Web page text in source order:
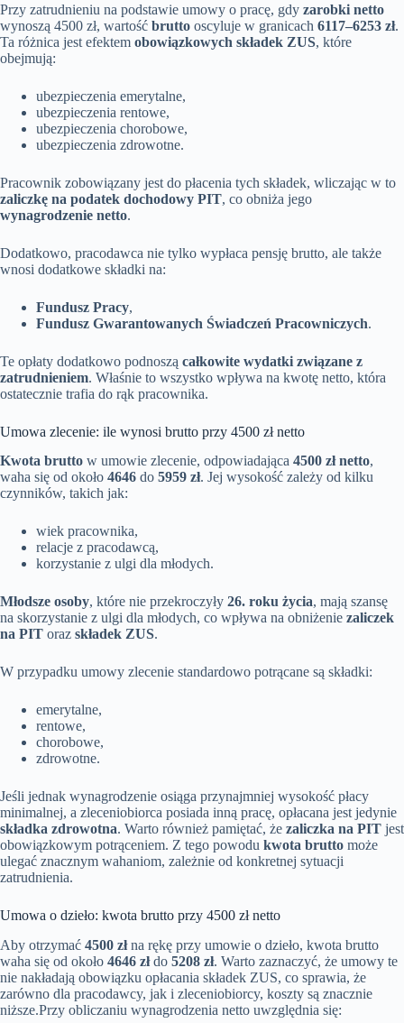
Przy zatrudnieniu na podstawie umowy o pracę, gdy zarobki netto
wynoszą 4500 zł, wartość brutto oscyluje w granicach 6117–6253 zł.
Ta różnica jest efektem obowiązkowych składek ZUS, które
obejmują:
ubezpieczenia emerytalne,
ubezpieczenia rentowe,
ubezpieczenia chorobowe,
ubezpieczenia zdrowotne.
Pracownik zobowiązany jest do płacenia tych składek, wliczając w to
zaliczkę na podatek dochodowy PIT, co obniża jego
wynagrodzenie netto.
Dodatkowo, pracodawca nie tylko wypłaca pensję brutto, ale także
wnosi dodatkowe składki na:
Fundusz Pracy,
Fundusz Gwarantowanych Świadczeń Pracowniczych.
Te opłaty dodatkowo podnoszą całkowite wydatki związane z
zatrudnieniem. Właśnie to wszystko wpływa na kwotę netto, która
ostatecznie trafia do rąk pracownika.
Umowa zlecenie: ile wynosi brutto przy 4500 zł netto
Kwota brutto w umowie zlecenie, odpowiadająca 4500 zł netto,
waha się od około 4646 do 5959 zł. Jej wysokość zależy od kilku
czynników, takich jak:
wiek pracownika,
relacje z pracodawcą,
korzystanie z ulgi dla młodych.
Młodsze osoby, które nie przekroczyły 26. roku życia, mają szansę
na skorzystanie z ulgi dla młodych, co wpływa na obniżenie zaliczek
na PIT oraz składek ZUS.
W przypadku umowy zlecenie standardowo potrącane są składki:
emerytalne,
rentowe,
chorobowe,
zdrowotne.
Jeśli jednak wynagrodzenie osiąga przynajmniej wysokość płacy
minimalnej, a zleceniobiorca posiada inną pracę, opłacana jest jedynie
składka zdrowotna. Warto również pamiętać, że zaliczka na PIT jest
obowiązkowym potrąceniem. Z tego powodu kwota brutto może
ulegać znacznym wahaniom, zależnie od konkretnej sytuacji
zatrudnienia.
Umowa o dzieło: kwota brutto przy 4500 zł netto
Aby otrzymać 4500 złna rękę przy umowie o dzieło, kwota brutto
waha się od około 4646 złdo 5208 zł. Warto zaznaczyć, że umowy te
nie nakładają obowiązku opłacania składek ZUS, co sprawia, że
zarówno dla pracodawcy, jak i zleceniobiorcy, koszty są znacznie
niższe.Przy obliczaniu wynagrodzenia netto uwzględnia się: